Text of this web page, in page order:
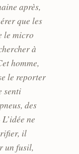
après,
que les
le micro
à
homme,
le reporter
senti
des
ne
il
un fusil,